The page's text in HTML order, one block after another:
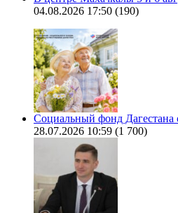
04.08.2026 17:50 (190)
Социальный фонд Дагестана
28.07.2026 10:59 (1 700)